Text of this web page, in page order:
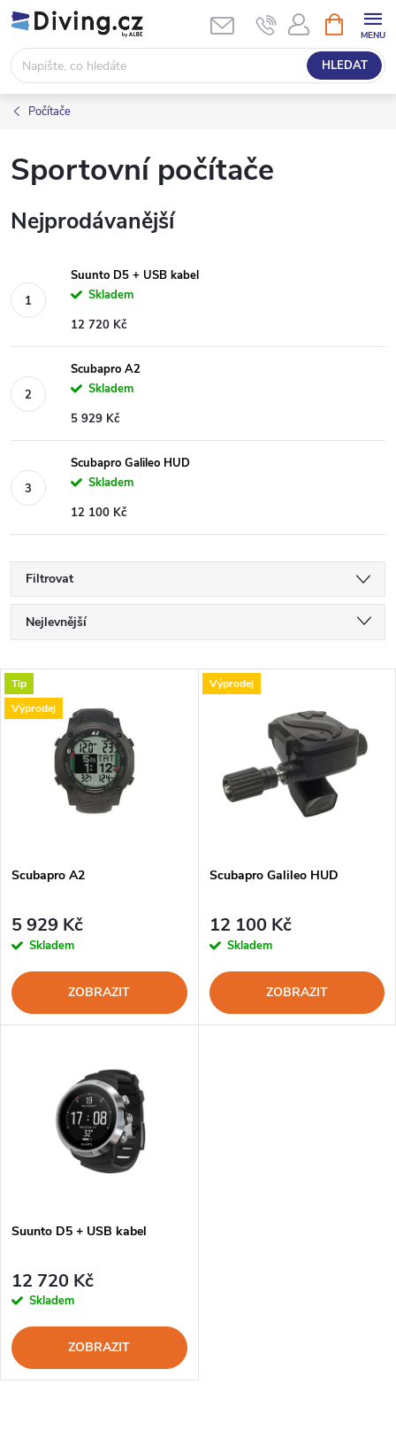
Přejít
na
obsah
HLEDAT
NÁKUPNÍ
KOŠÍK
Počítače
Sportovní počítače
Nejprodávanější
Suunto D5 + USB kabel
Skladem
12 720 Kč
Scubapro A2
Skladem
5 929 Kč
Scubapro Galileo HUD
Skladem
12 100 Kč
Filtrovat
Ř
a
z
p
r
o
d
Nejlevnější
Nejprodávanější
Abecedně
V
ý
s
p
r
o
ů
Tip
Výprodej
Scubapro A2
5 929 Kč
Skladem
ZOBRAZIT
Výprodej
Scubapro Galileo HUD
12 100 Kč
Skladem
ZOBRAZIT
Suunto D5 + USB kabel
12 720 Kč
Skladem
ZOBRAZIT